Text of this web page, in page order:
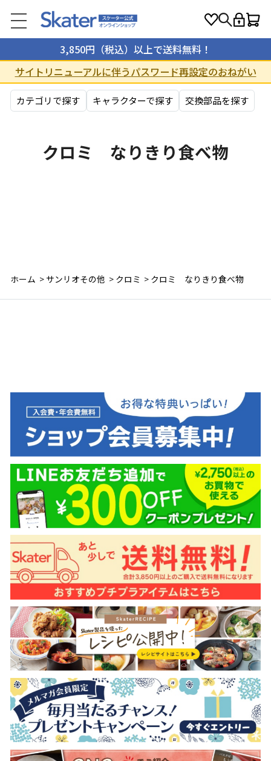
3,850円（税込）以上で送料無料！
サイトリニューアルに伴うパスワード再設定のおねがい
カテゴリで探す キャラクターで探す 交換部品を探す
クロミ なりきり食べ物
ホーム > サンリオその他 > クロミ > クロミ なりきり食べ物